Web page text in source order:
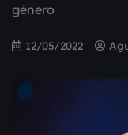
género
12/05/2022